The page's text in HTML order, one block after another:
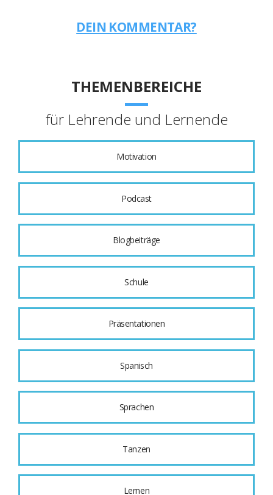
DEIN KOMMENTAR?
THEMENBEREICHE
für Lehrende und Lernende
Motivation
Podcast
Blogbeiträge
Schule
Präsentationen
Spanisch
Sprachen
Tanzen
Lernen